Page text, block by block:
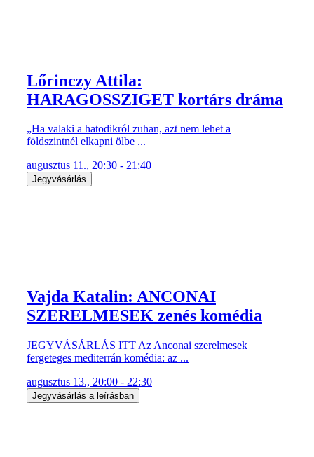
Lőrinczy Attila:
HARAGOSSZIGET kortárs dráma
„Ha valaki a hatodikról zuhan, azt nem lehet a
földszintnél elkapni ölbe ...
augusztus 11., 20:30 - 21:40
Jegyvásárlás
Vajda Katalin: ANCONAI
SZERELMESEK zenés komédia
JEGYVÁSÁRLÁS ITT Az Anconai szerelmesek
fergeteges mediterrán komédia: az ...
augusztus 13., 20:00 - 22:30
Jegyvásárlás a leírásban